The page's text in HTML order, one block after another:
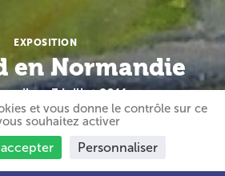
EXPOSITION
en Normandie
avril au 3 juillet 2011
et vous donne le contrôle sur ce
souhaitez activer
Personnaliser